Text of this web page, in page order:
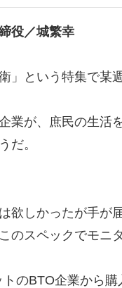
役／城繁幸
」という特集で某
業が、庶民の生活
だ。
欲しかったが手が
のスペックでモニ
のBTO企業から